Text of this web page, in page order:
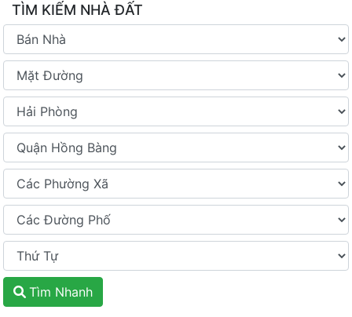
TÌM KIẾM NHÀ ĐẤT
Tìm Nhanh